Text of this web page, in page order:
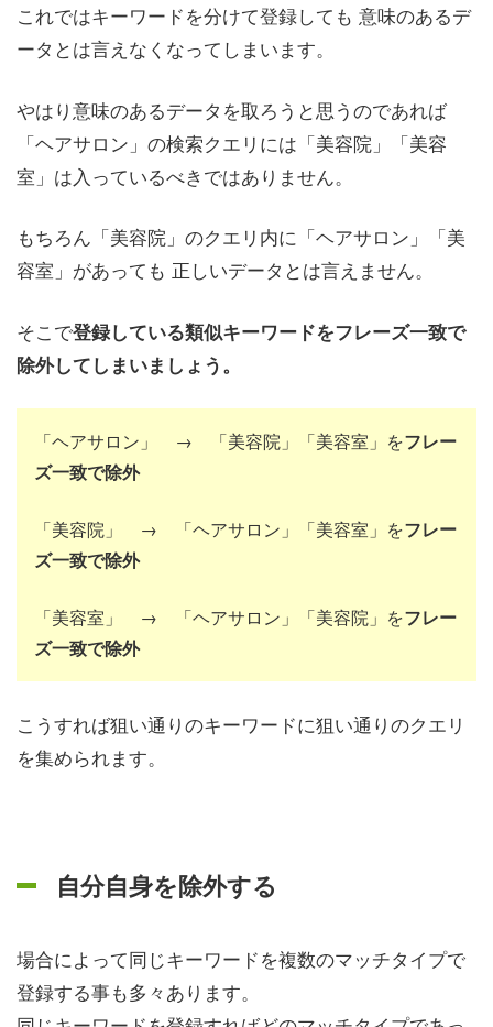
これではキーワードを分けて登録しても 意味のあるデ
ータとは言えなくなってしまいます。
やはり意味のあるデータを取ろうと思うのであれば
「ヘアサロン」の検索クエリには「美容院」「美容
室」は入っているべきではありません。
もちろん「美容院」のクエリ内に「ヘアサロン」「美
容室」があっても 正しいデータとは言えません。
そこで登録している類似キーワードをフレーズ一致で
除外してしまいましょう。
「ヘアサロン」 → 「美容院」「美容室」をフレー
ズ一致で除外
「美容院」 → 「ヘアサロン」「美容室」をフレー
ズ一致で除外
「美容室」 → 「ヘアサロン」「美容院」をフレー
ズ一致で除外
こうすれば狙い通りのキーワードに狙い通りのクエリ
を集められます。
自分自身を除外する
場合によって同じキーワードを複数のマッチタイプで
登録する事も多々あります。